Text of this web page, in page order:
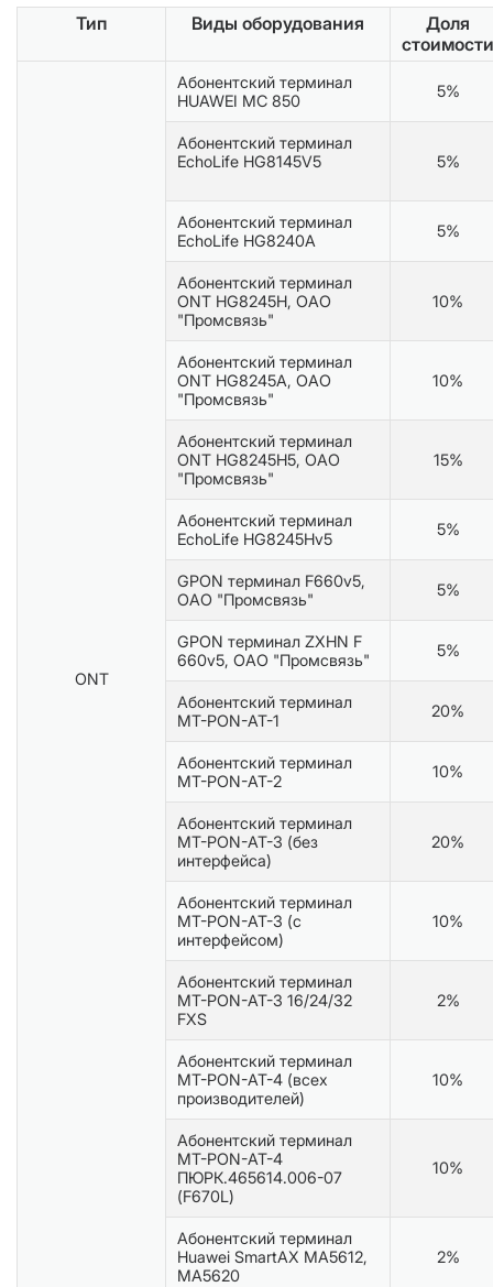
Тип Виды оборудования
Доля
стоимости
ONT
Абонентский терминал
HUAWEI МС 850
5%
Абонентский терминал
EchoLife HG8145V5
5%
Абонентский терминал
EchoLife HG8240A
5%
Абонентский терминал
ОNT HG8245Н, ОАО
"Промсвязь"
10%
Абонентский терминал
ОNT HG8245A, ОАО
"Промсвязь"
10%
Абонентский терминал
ОNT HG8245Н5, ОАО
"Промсвязь"
15%
Абонентский терминал
EchoLife HG8245Hv5
5%
GPON терминал F660v5,
ОАО "Промсвязь"
5%
GPON терминал ZXHN F
660v5, ОАО "Промсвязь"
5%
Абонентский терминал
MT-PON-AT-1
20%
Абонентский терминал
MT-PON-AT-2
10%
Абонентский терминал
MT-PON-AT-3 (без
интерфейса)
20%
Абонентский терминал
MT-PON-AT-3 (с
интерфейсом)
10%
Абонентский терминал
MT-PON-AT-3 16/24/32
FXS
2%
Абонентский терминал
MT-PON-AT-4 (всех
производителей)
10%
Абонентский терминал
MT-PON-AT-4
ПЮРК.465614.006-07
(F670L)
10%
Абонентский терминал
Huawei SmartAX MA5612,
MA5620
2%